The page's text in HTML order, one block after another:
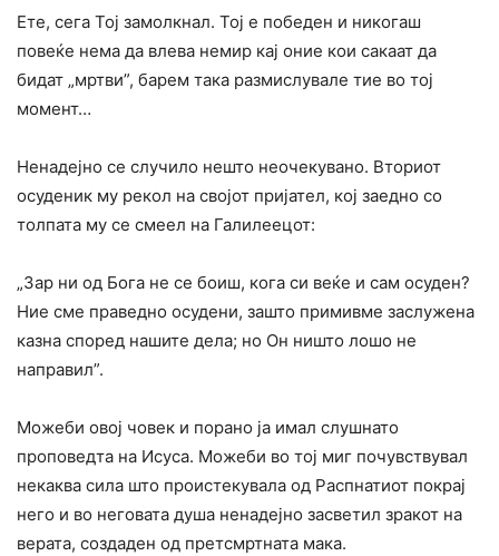
Ете, сега Тој замолкнал. Тој е победен и никогаш
повеќе нема да влева немир кај оние кои сакаат да
бидат „мртви”, барем така размислувале тие во тој
момент…
Ненадејно се случило нешто неочекувано. Вториот
осуденик му рекол на својот пријател, кој заедно co
толпата му се смеел на Галилеецот:
„Зар ни од Бога не се боиш, кога си веќе и сам осуден?
Ние сме праведно осудени, зашто примивме заслужена
казна според нашите дела; но Он ништо лошо не
направил”.
Можеби овој човек и порано ја имал слушнато
проповедта на Исуса. Можеби во тој миг почувствувал
некаква сила што проистекувала од Распнатиот покpaj
него и во неговата душа ненадејно засветил зракот на
верата, создаден од претсмртната мака.